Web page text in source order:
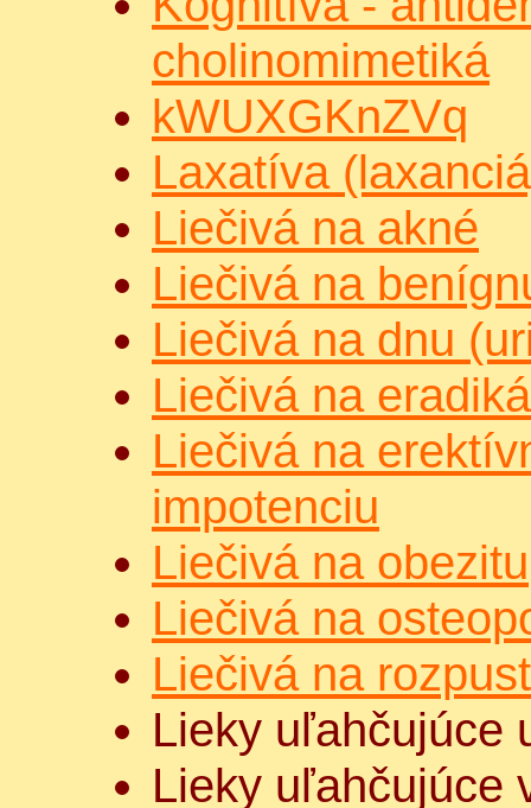
cholinomimetiká
kWUXGKnZVq
Laxatíva
Liečivá na akné
Liečivá na
Liečivá na dnu
Liečivá na
Liečivá na
impotenciu
Liečivá na obezitu
Liečivá na
Liečivá na
Lieky uľahčujúce
Lieky uľahčujúce